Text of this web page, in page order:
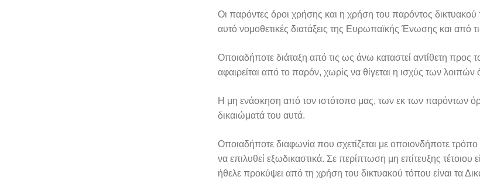
Οι παρόντες όροι χρήσης και η χρήση του παρόντος
αυτό νομοθετικές διατάξεις της Ευρωπαϊκής Ένωσης και από
Οποιαδήποτε διάταξη από τις ως άνω καταστεί αντίθετη προς
αφαιρείται από το παρόν, χωρίς να θίγεται η ισχύς των λοιπών
Η μη ενάσκηση από τον ιστότοπο μας, των εκ των παρόντων
δικαιώματά του αυτά.
Οποιαδήποτε διαφωνία που σχετίζεται με οποιονδήποτε
να επιλυθεί εξωδικαστικά. Σε περίπτωση μη επίτευξης
ήθελε προκύψει από τη χρήση του δικτυακού τόπου είναι τα